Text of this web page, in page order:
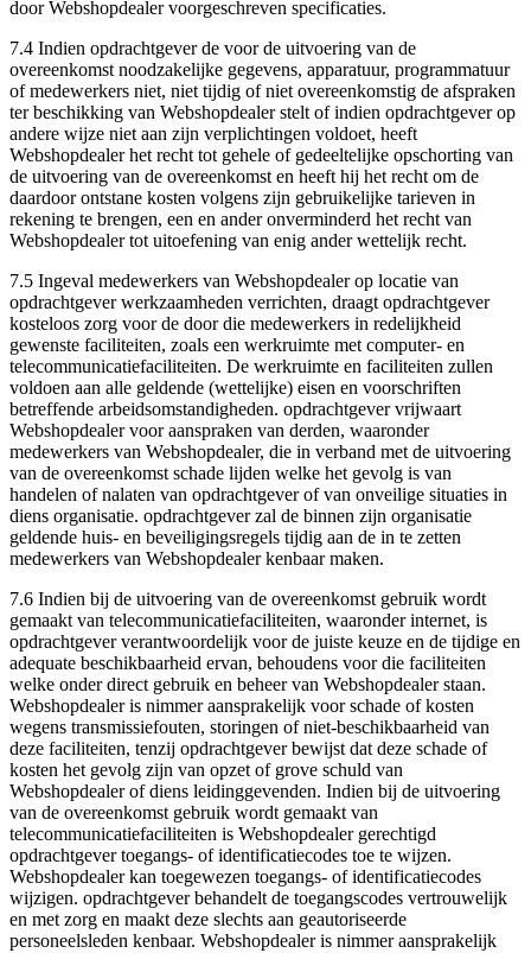
door Webshopdealer voorgeschreven specificaties.
7.4 Indien opdrachtgever de voor de uitvoering van de
overeenkomst noodzakelijke gegevens, apparatuur, programmatuur
of medewerkers niet, niet tijdig of niet overeenkomstig de afspraken
ter beschikking van Webshopdealer stelt of indien opdrachtgever op
andere wijze niet aan zijn verplichtingen voldoet, heeft
Webshopdealer het recht tot gehele of gedeeltelijke opschorting van
de uitvoering van de overeenkomst en heeft hij het recht om de
daardoor ontstane kosten volgens zijn gebruikelijke tarieven in
rekening te brengen, een en ander onverminderd het recht van
Webshopdealer tot uitoefening van enig ander wettelijk recht.
7.5 Ingeval medewerkers van Webshopdealer op locatie van
opdrachtgever werkzaamheden verrichten, draagt opdrachtgever
kosteloos zorg voor de door die medewerkers in redelijkheid
gewenste faciliteiten, zoals een werkruimte met computer- en
telecommunicatiefaciliteiten. De werkruimte en faciliteiten zullen
voldoen aan alle geldende (wettelijke) eisen en voorschriften
betreffende arbeidsomstandigheden. opdrachtgever vrijwaart
Webshopdealer voor aanspraken van derden, waaronder
medewerkers van Webshopdealer, die in verband met de uitvoering
van de overeenkomst schade lijden welke het gevolg is van
handelen of nalaten van opdrachtgever of van onveilige situaties in
diens organisatie. opdrachtgever zal de binnen zijn organisatie
geldende huis- en beveiligingsregels tijdig aan de in te zetten
medewerkers van Webshopdealer kenbaar maken.
7.6 Indien bij de uitvoering van de overeenkomst gebruik wordt
gemaakt van telecommunicatiefaciliteiten, waaronder internet, is
opdrachtgever verantwoordelijk voor de juiste keuze en de tijdige en
adequate beschikbaarheid ervan, behoudens voor die faciliteiten
welke onder direct gebruik en beheer van Webshopdealer staan.
Webshopdealer is nimmer aansprakelijk voor schade of kosten
wegens transmissiefouten, storingen of niet-beschikbaarheid van
deze faciliteiten, tenzij opdrachtgever bewijst dat deze schade of
kosten het gevolg zijn van opzet of grove schuld van
Webshopdealer of diens leidinggevenden. Indien bij de uitvoering
van de overeenkomst gebruik wordt gemaakt van
telecommunicatiefaciliteiten is Webshopdealer gerechtigd
opdrachtgever toegangs- of identificatiecodes toe te wijzen.
Webshopdealer kan toegewezen toegangs- of identificatiecodes
wijzigen. opdrachtgever behandelt de toegangscodes vertrouwelijk
en met zorg en maakt deze slechts aan geautoriseerde
personeelsleden kenbaar. Webshopdealer is nimmer aansprakelijk